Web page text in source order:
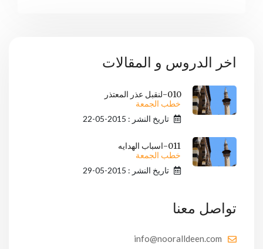
اخر الدروس و المقالات
010-لنقبل عذر المعتذر
خطب الجمعة
تاريخ النشر : 2015-05-22
011-اسباب الهدايه
خطب الجمعة
تاريخ النشر : 2015-05-29
تواصل معنا
info@nooralldeen.com